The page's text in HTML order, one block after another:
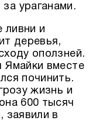
ураганами.
ливни и
деревья,
оползней.
Ямайки вместе
починить.
жизнь и
600 тысяч
заявили в